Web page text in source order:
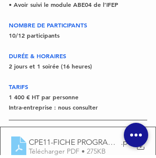
• Avoir suivi le module ABE04 de l’IFEP
NOMBRE DE PARTICIPANTS
10/12 participants
DURÉE & HORAIRES
2 jours et 1 soirée (16 heures)
TARIFS
1 400 € HT par personne
Intra-entreprise : nous consulter
CPE11-FICHE PROGRAMME 2026
.pdf
Télécharger PDF • 275KB